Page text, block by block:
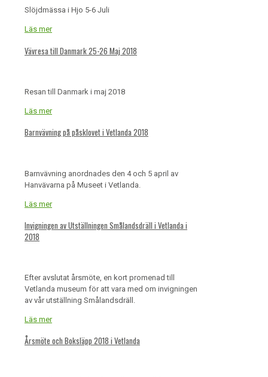
Slöjdmässa i Hjo 5-6 Juli
Läs mer
Vävresa till Danmark 25-26 Maj 2018
Resan till Danmark i maj 2018
Läs mer
Barnvävning på påsklovet i Vetlanda 2018
Barnvävning anordnades den 4 och 5 april av
Hanvävarna på Museet i Vetlanda.
Läs mer
Invigningen av Utställningen Smålandsdräll i Vetlanda i
2018
Efter avslutat årsmöte, en kort promenad till
Vetlanda museum för att vara med om invigningen
av vår utställning Smålandsdräll.
Läs mer
Årsmöte och Boksläpp 2018 i Vetlanda